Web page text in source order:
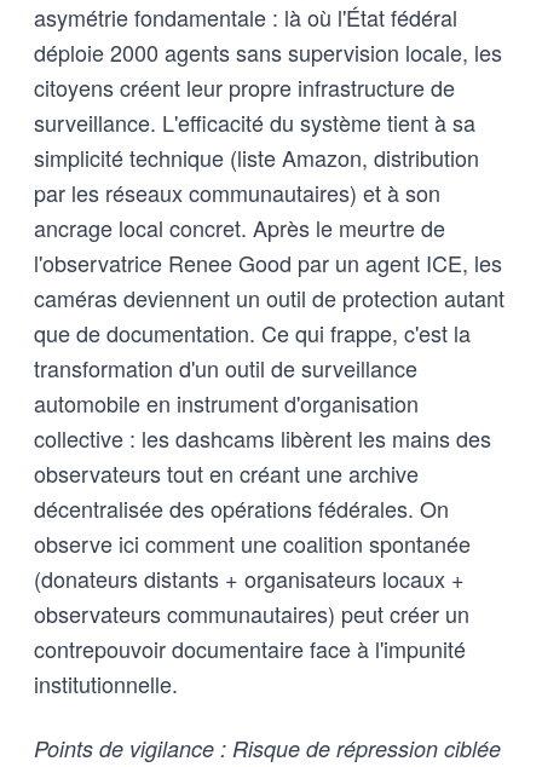
asymétrie fondamentale : là où l'État fédéral
déploie 2000 agents sans supervision locale, les
citoyens créent leur propre infrastructure de
surveillance. L'efficacité du système tient à sa
simplicité technique (liste Amazon, distribution
par les réseaux communautaires) et à son
ancrage local concret. Après le meurtre de
l'observatrice Renee Good par un agent ICE, les
caméras deviennent un outil de protection autant
que de documentation. Ce qui frappe, c'est la
transformation d'un outil de surveillance
automobile en instrument d'organisation
collective : les dashcams libèrent les mains des
observateurs tout en créant une archive
décentralisée des opérations fédérales. On
observe ici comment une coalition spontanée
(donateurs distants + organisateurs locaux +
observateurs communautaires) peut créer un
contrepouvoir documentaire face à l'impunité
institutionnelle.
Points de vigilance : Risque de répression ciblée